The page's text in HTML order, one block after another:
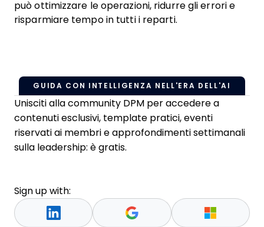
può ottimizzare le operazioni, ridurre gli errori e
risparmiare tempo in tutti i reparti.
GUIDA CON INTELLIGENZA NELL'ERA DELL'AI
Unisciti alla community DPM per accedere a
contenuti esclusivi, template pratici, eventi
riservati ai membri e approfondimenti settimanali
sulla leadership: è gratis.
Sign up with: